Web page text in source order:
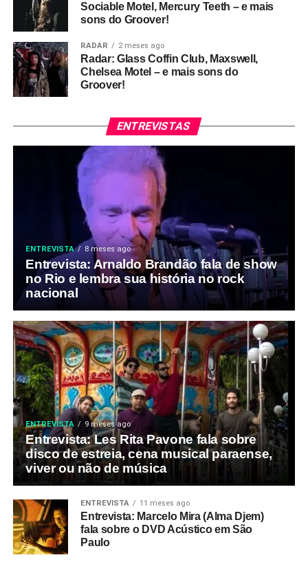
Sociable Motel, Mercury Teeth – e mais
sons do Groover!
RADAR 2 meses ago
Radar: Glass Coffin Club, Maxswell,
Chelsea Motel – e mais sons do
Groover!
ENTREVISTAS
ENTREVISTA 8 meses ago
Entrevista: Arnaldo Brandão fala de show
no Rio e lembra sua história no rock
nacional
ENTREVISTA 9 meses ago
Entrevista: Les Rita Pavone fala sobre
disco de estreia, cena musical paraense,
viver ou não de música
ENTREVISTA 11 meses ago
Entrevista: Marcelo Mira (Alma Djem)
fala sobre o DVD Acústico em São
Paulo